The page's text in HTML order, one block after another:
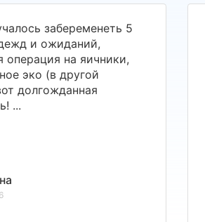
забеременеть 5
и ожиданий,
операция на яичники,
эко (в другой
долгожданная
...